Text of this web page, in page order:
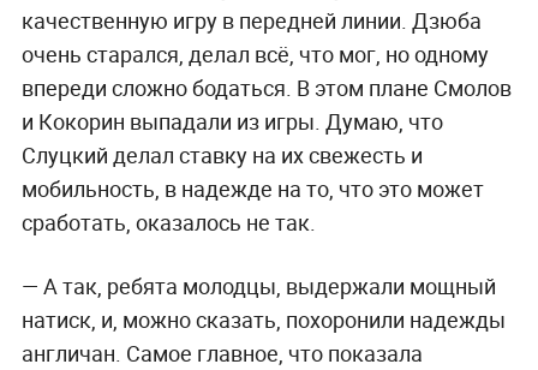
качественную игру в передней линии. Дзюба
очень старался, делал всё, что мог, но одному
впереди сложно бодаться. В этом плане Смолов
и Кокорин выпадали из игры. Думаю, что
Слуцкий делал ставку на их свежесть и
мобильность, в надежде на то, что это может
сработать, оказалось не так.
— А так, ребята молодцы, выдержали мощный
натиск, и, можно сказать, похоронили надежды
англичан. Самое главное, что показала